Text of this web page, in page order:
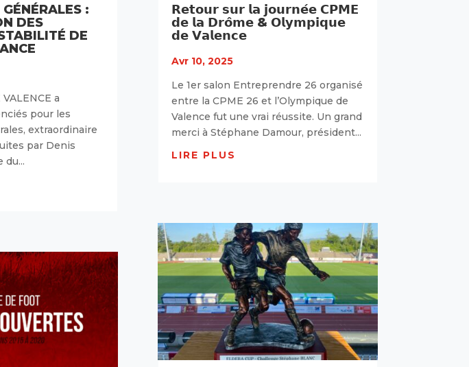
:
DES
DE
VALENCE a
pour les
extraordinaire
par Denis
du...
𝗥𝗲𝘁𝗼𝘂𝗿 𝘀𝘂𝗿 𝗹𝗮 𝗷𝗼𝘂𝗿𝗻𝗲́𝗲 𝗖𝗣𝗠𝗘
𝗱𝗲 𝗹𝗮 𝗗𝗿𝗼̂𝗺𝗲 & 𝗢𝗹𝘆𝗺𝗽𝗶𝗾𝘂𝗲
𝗱𝗲 𝗩𝗮𝗹𝗲𝗻𝗰𝗲
Avr 10, 2025
Le 1er salon Entreprendre 26 organisé
entre la CPME 26 et l’Olympique de
Valence fut une vrai réussite. Un grand
merci à Stéphane Damour, président...
LIRE PLUS